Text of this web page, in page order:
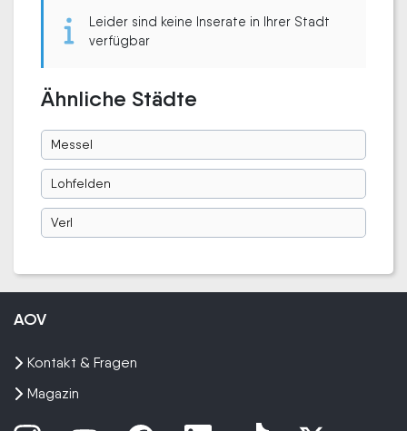
Leider sind keine Inserate in Ihrer Stadt
verfügbar
Ähnliche Städte
Messel
Lohfelden
Verl
AOV
Kontakt & Fragen
Magazin